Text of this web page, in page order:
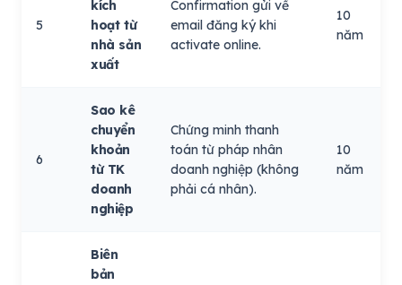
5
kích
hoạt từ
nhà sản
xuất
Confirmation gửi về
email đăng ký khi
activate online.
10
năm
6
Sao kê
chuyển
khoản
từ TK
doanh
nghiệp
Chứng minh thanh
toán từ pháp nhân
doanh nghiệp (không
phải cá nhân).
10
năm
Biên
bản